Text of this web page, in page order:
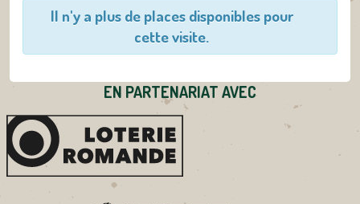
Il n'y a plus de places disponibles pour
cette visite.
EN PARTENARIAT AVEC